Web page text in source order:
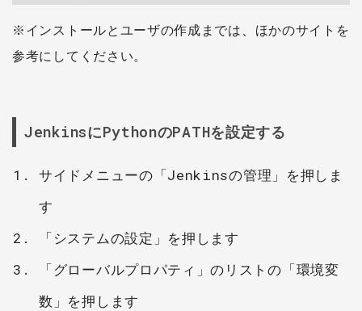
※インストールとユーザの作成までは、ほかのサイトを
参考にしてください。
JenkinsにPythonのPATHを設定する
サイドメニューの「Jenkinsの管理」を押しま
す
「システムの設定」を押します
「グローバルプロパティ」のリストの「環境変
数」を押します